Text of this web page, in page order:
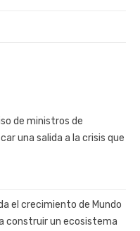
de ministros de
una salida a la crisis que
el crecimiento de Mundo
construir un ecosistema